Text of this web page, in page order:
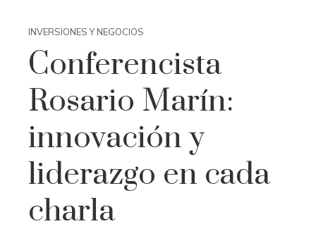
INVERSIONES Y NEGOCIOS
Conferencista
Rosario Marín:
innovación y
liderazgo en cada
charla